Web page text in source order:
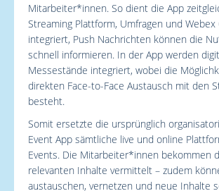
Mitarbeiter*innen. So dient die App
Streaming Plattform, Umfragen und Webex
integriert, Push Nachrichten können die
schnell informieren. In der App werden
Messestände integriert, wobei die
direkten Face-to-Face Austausch mit den
besteht.
Somit ersetzte die ursprünglich
Event App sämtliche live und online
Events. Die Mitarbeiter*innen bekommen
relevanten Inhalte vermittelt – zudem
austauschen, vernetzen und neue Inhalte